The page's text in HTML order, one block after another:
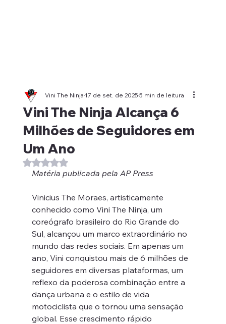
Vini The Ninja Alcança 6
Milhões de Seguidores em
Um Ano
Vini The Ninja17 de set. de 20255 min de leitura
Avaliado com NaN de 5 estrelas.
Matéria publicada pela AP Press
Vinicius The Moraes, artisticamente
conhecido como Vini The Ninja, um
coreógrafo brasileiro do Rio Grande do
Sul, alcançou um marco extraordinário no
mundo das redes sociais. Em apenas um
ano, Vini conquistou mais de 6 milhões de
seguidores em diversas plataformas, um
reflexo da poderosa combinação entre a
dança urbana e o estilo de vida
motociclista que o tornou uma sensação
global. Esse crescimento rápido